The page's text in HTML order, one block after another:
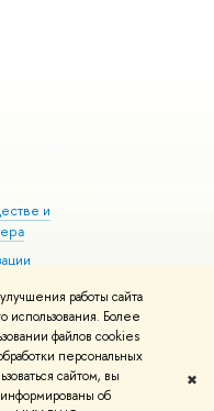
работы сайта
Более
файлов cookies
персональных
сайтом, вы
об
✖
и
здоровья